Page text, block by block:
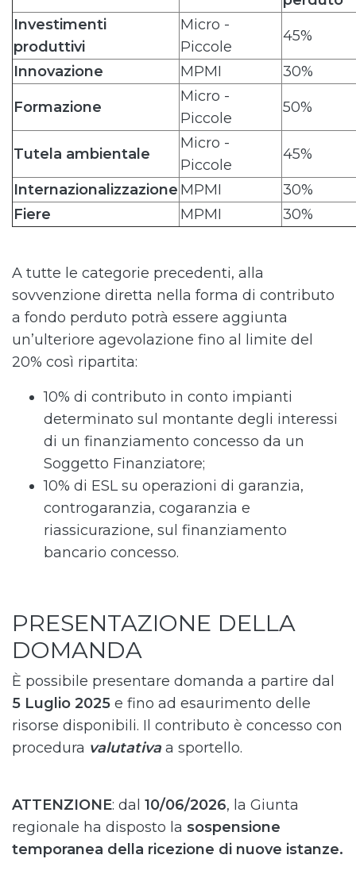
Investimenti
produttivi
Micro -
Piccole
45%
Innovazione MPMI 30%
Formazione
Micro -
Piccole
50%
Tutela ambientale
Micro -
Piccole
45%
Internazionalizzazione MPMI
30%
Fiere
MPMI 30%
A tutte le categorie precedenti, alla
sovvenzione diretta nella forma di contributo
a fondo perduto potrà essere aggiunta
un’ulteriore agevolazione fino al limite del
20% così ripartita:
10% di contributo in conto impianti
determinato sul montante degli interessi
di un finanziamento concesso da un
Soggetto Finanziatore;
10% di ESL su operazioni di garanzia,
controgaranzia, cogaranzia e
riassicurazione, sul finanziamento
bancario concesso.
PRESENTAZIONE DELLA
DOMANDA
È possibile presentare domanda a partire dal
5 Luglio 2025 e fino ad esaurimento delle
risorse disponibili. Il contributo è concesso con
procedura valutativa a sportello.
ATTENZIONE: dal 10/06/2026, la Giunta
regionale ha disposto la sospensione
temporanea della ricezione di nuove istanze.